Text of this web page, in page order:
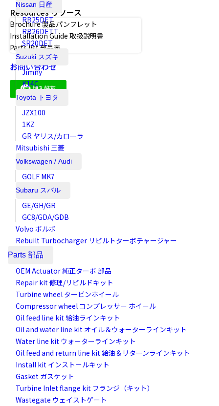
Resources リソース
Brochure 製品パンフレット
Installation Guide 取扱説明書
Parts list 部品表
お問い合わせ
Nissan 日産
RB25DET
RB26DETT
SR20DET
Suzuki スズキ
Jimny
K14C
Toyota トヨタ
JZX100
1KZ
GR ヤリス/カローラ
Mitsubishi 三菱
Volkswagen / Audi
GOLF MK7
Subaru スバル
GE/GH/GR
GC8/GDA/GDB
Volvo ボルボ
Rebuilt Turbocharger リビルトターボチャージャー
Parts 部品
OEM Actuator 純正ターボ 部品
Repair kit 修理/リビルドキット
Turbine wheel タービンホイール
Compressor wheel コンプレッサー ホイール
Oil feed line kit 給油ラインキット
Oil and water line kit オイル＆ウォーターラインキット
Water line kit ウォーターラインキット
Oil feed and return line kit 給油＆リターンラインキット
Install kit インストールキット
Gasket ガスケット
Turbine Inlet flange kit フランジ（キット）
Wastegate ウェイストゲート